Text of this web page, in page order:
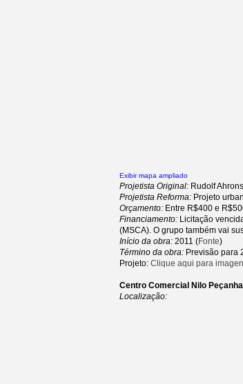
Exibir mapa ampliado
Projetista Original: Rudolf
Projetista Reforma: Projeto
Orçamento: Entre R$400 e
Financiamento: Licitação
(MSCA). O grupo também vai
Início da obra: 2011 (Fonte)
Término da obra: Previsão para
Projeto: Clique aqui para
Centro Comercial Nilo Peçanha
Localização: